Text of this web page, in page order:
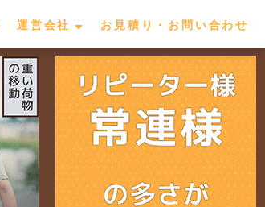
運営会社 お見積り・お問い合わせ